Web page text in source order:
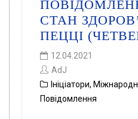
СТАН
ПЕЦЦІ
12.04.2021
AdJ
Ініціатори,
Повідомлення